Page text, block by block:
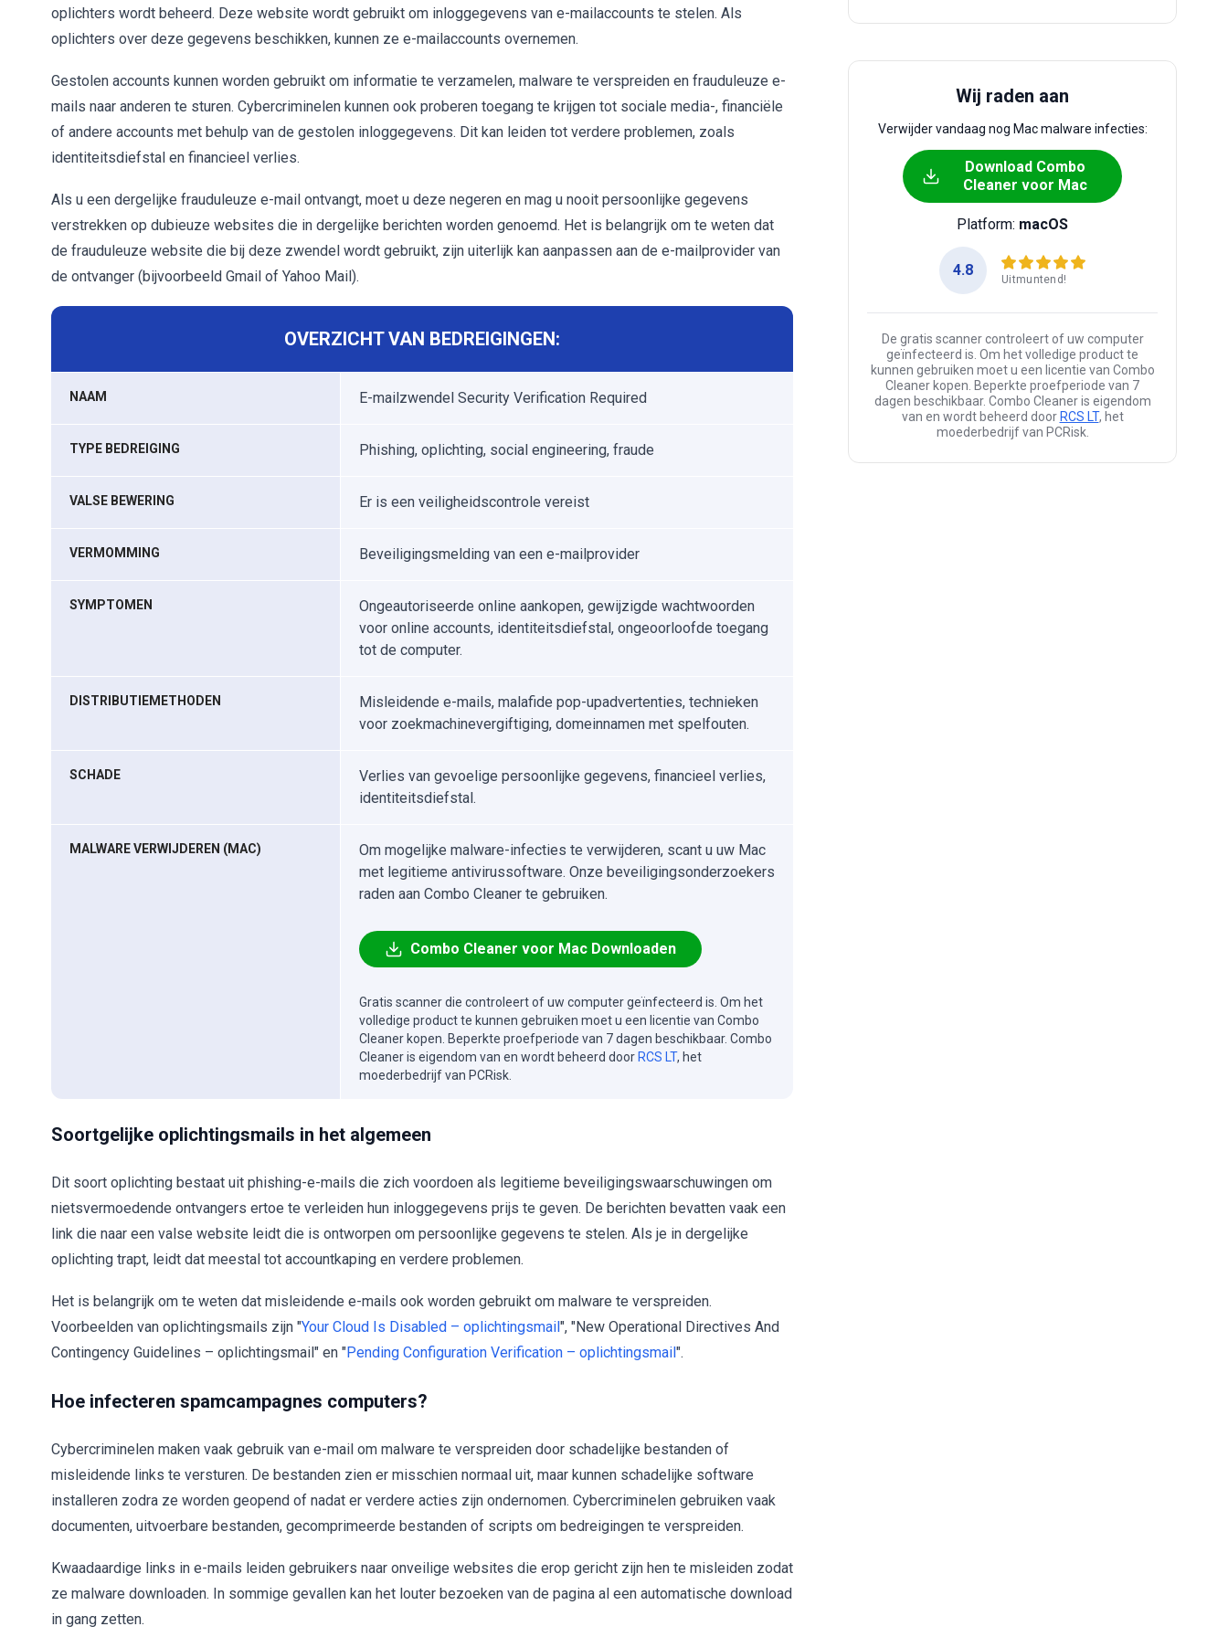
oplichters wordt beheerd. Deze website wordt gebruikt om inloggegevens van e-mailaccounts te stelen. Als
oplichters over deze gegevens beschikken, kunnen ze e-mailaccounts overnemen.
Gestolen accounts kunnen worden gebruikt om informatie te verzamelen, malware te verspreiden en frauduleuze e-
mails naar anderen te sturen. Cybercriminelen kunnen ook proberen toegang te krijgen tot sociale media-, financiële
of andere accounts met behulp van de gestolen inloggegevens. Dit kan leiden tot verdere problemen, zoals
identiteitsdiefstal en financieel verlies.
Als u een dergelijke frauduleuze e-mail ontvangt, moet u deze negeren en mag u nooit persoonlijke gegevens
verstrekken op dubieuze websites die in dergelijke berichten worden genoemd. Het is belangrijk om te weten dat
de frauduleuze website die bij deze zwendel wordt gebruikt, zijn uiterlijk kan aanpassen aan de e-mailprovider van
de ontvanger (bijvoorbeeld Gmail of Yahoo Mail).
OVERZICHT VAN BEDREIGINGEN:
NAAM E-mailzwendel Security Verification Required
TYPE BEDREIGING Phishing, oplichting, social engineering, fraude
VALSE BEWERING Er is een veiligheidscontrole vereist
VERMOMMING Beveiligingsmelding van een e-mailprovider
SYMPTOMEN
Ongeautoriseerde online aankopen, gewijzigde wachtwoorden
voor online accounts, identiteitsdiefstal, ongeoorloofde toegang
tot de computer.
DISTRIBUTIEMETHODEN
Misleidende e-mails, malafide pop-upadvertenties, technieken
voor zoekmachinevergiftiging, domeinnamen met spelfouten.
SCHADE
Verlies van gevoelige persoonlijke gegevens, financieel verlies,
identiteitsdiefstal.
MALWARE VERWIJDEREN (MAC)
Om mogelijke malware-infecties te verwijderen, scant u uw Mac
met legitieme antivirussoftware. Onze beveiligingsonderzoekers
raden aan Combo Cleaner te gebruiken.
Combo Cleaner voor Mac Downloaden
Gratis scanner die controleert of uw computer geïnfecteerd is. Om het
volledige product te kunnen gebruiken moet u een licentie van Combo
Cleaner kopen. Beperkte proefperiode van 7 dagen beschikbaar. Combo
Cleaner is eigendom van en wordt beheerd door RCS LT, het
moederbedrijf van PCRisk.
Soortgelijke oplichtingsmails in het algemeen
Dit soort oplichting bestaat uit phishing-e-mails die zich voordoen als legitieme beveiligingswaarschuwingen om
nietsvermoedende ontvangers ertoe te verleiden hun inloggegevens prijs te geven. De berichten bevatten vaak een
link die naar een valse website leidt die is ontworpen om persoonlijke gegevens te stelen. Als je in dergelijke
oplichting trapt, leidt dat meestal tot accountkaping en verdere problemen.
Het is belangrijk om te weten dat misleidende e-mails ook worden gebruikt om malware te verspreiden.
Voorbeelden van oplichtingsmails zijn "Your Cloud Is Disabled – oplichtingsmail", "New Operational Directives And
Contingency Guidelines – oplichtingsmail" en "Pending Configuration Verification – oplichtingsmail".
Hoe infecteren spamcampagnes computers?
Cybercriminelen maken vaak gebruik van e-mail om malware te verspreiden door schadelijke bestanden of
misleidende links te versturen. De bestanden zien er misschien normaal uit, maar kunnen schadelijke software
installeren zodra ze worden geopend of nadat er verdere acties zijn ondernomen. Cybercriminelen gebruiken vaak
documenten, uitvoerbare bestanden, gecomprimeerde bestanden of scripts om bedreigingen te verspreiden.
Kwaadaardige links in e-mails leiden gebruikers naar onveilige websites die erop gericht zijn hen te misleiden zodat
ze malware downloaden. In sommige gevallen kan het louter bezoeken van de pagina al een automatische download
in gang zetten.
Wij raden aan
Verwijder vandaag nog Mac malware infecties:
Download Combo
Cleaner voor Mac
Platform: macOS
4.8
Uitmuntend!
De gratis scanner controleert of uw computer
geïnfecteerd is. Om het volledige product te
kunnen gebruiken moet u een licentie van Combo
Cleaner kopen. Beperkte proefperiode van 7
dagen beschikbaar. Combo Cleaner is eigendom
van en wordt beheerd door RCS LT, het
moederbedrijf van PCRisk.